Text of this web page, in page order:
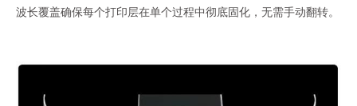
波长覆盖确保每个打印层在单个过程中彻底固化，无需手动翻转。